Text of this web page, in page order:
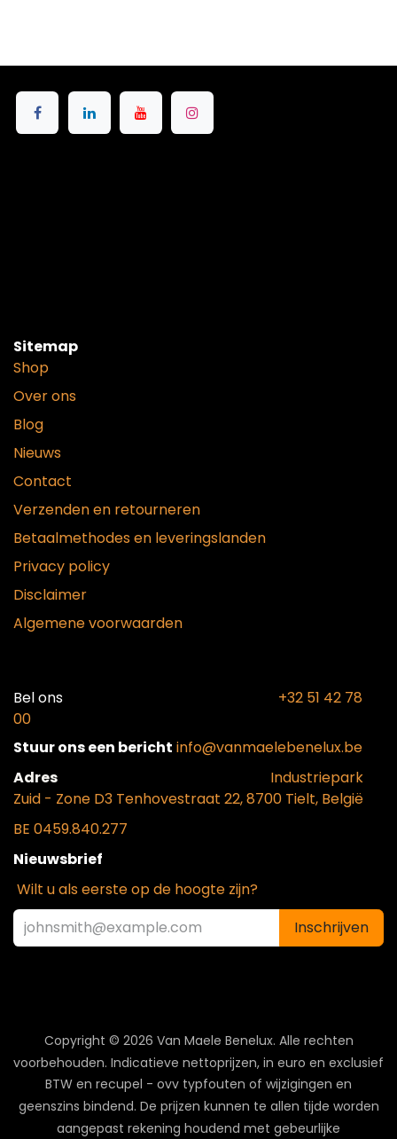
Sitemap
Shop
Over ons
Blog
Nieuws
Contact
Verzenden en retourneren
Betaalmethodes en leveringslanden
Privacy policy
Disclaimer
Algemene voorwaarden
Bel ons​
+32 51 42 78
00
Stuur ons een bericht info@vanmaelebenelux.be
Adr​es
​Industriepark
Zuid - Zone D3 Tenhovestraat 22, 8700 Tielt, België
BE 0459.840.277
Nieuwsbrief
Wilt u als eerste op de hoogte zijn?
Inschrijven
Copyright © 2026 Van Maele Benelux. Alle rechten
voorbehouden. Indicatieve nettoprijzen, in euro en exclusief
BTW en recupel - ovv typfouten of wijzigingen en
geenszins bindend. De prijzen kunnen te allen tijde worden
aangepast rekening houdend met gebeurlijke